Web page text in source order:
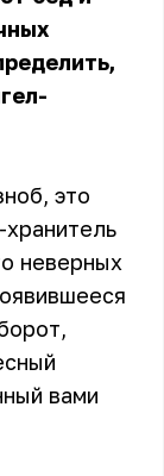
это
неверных
вами